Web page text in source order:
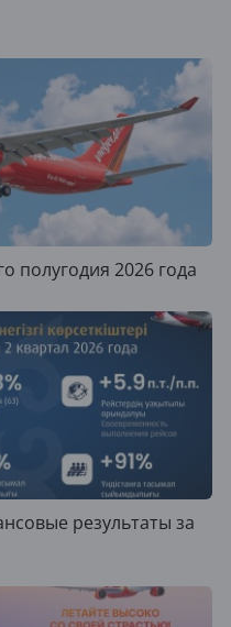
полугодия 2026 года
результаты за